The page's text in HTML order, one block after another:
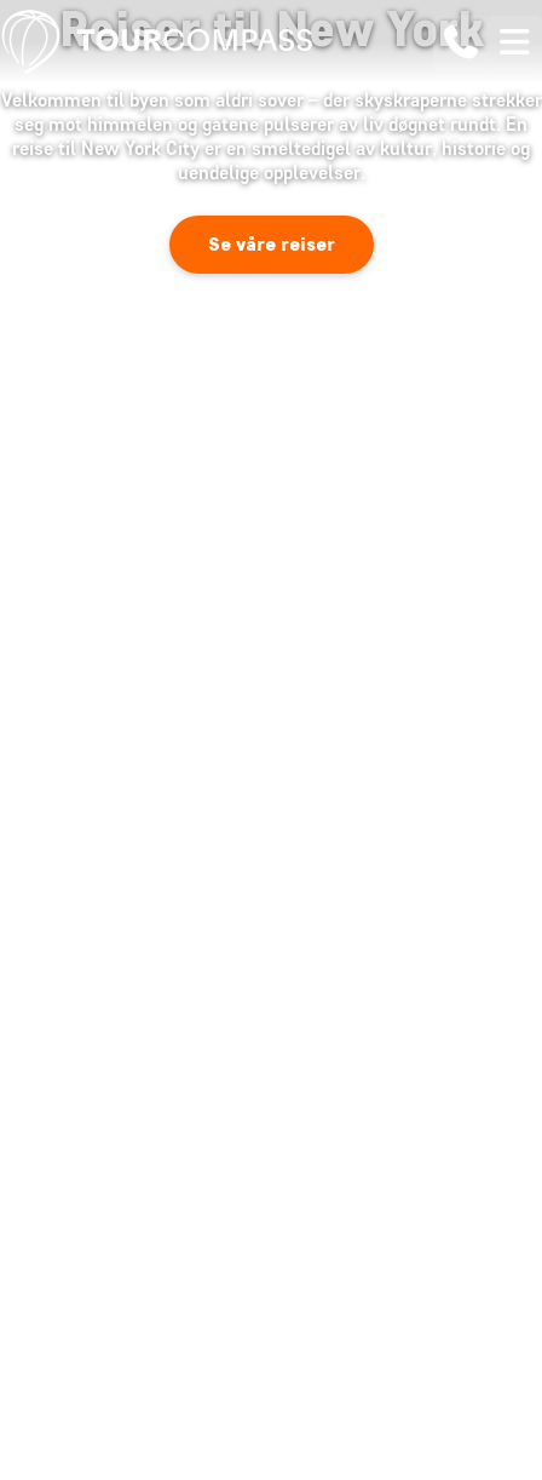
Reiser til New York
Velkommen til byen som aldri sover – der skyskraperne strekker
seg mot himmelen og gatene pulserer av liv døgnet rundt. En
reise til New York City er en smeltedigel av kultur, historie og
uendelige opplevelser.
Se våre reiser